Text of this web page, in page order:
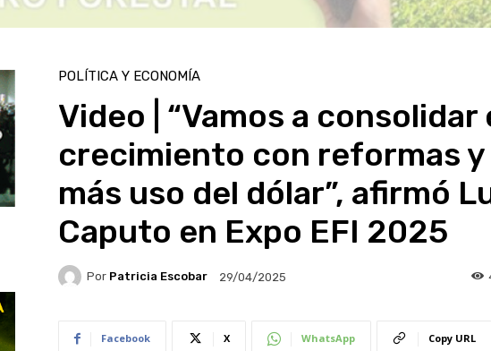
POLÍTICA Y ECONOMÍA
Video | “Vamos a consolidar
crecimiento con reformas y
más uso del dólar”, afirmó
Caputo en Expo EFI 2025
Por Patricia Escobar 29/04/2025
Facebook X WhatsApp Copy URL